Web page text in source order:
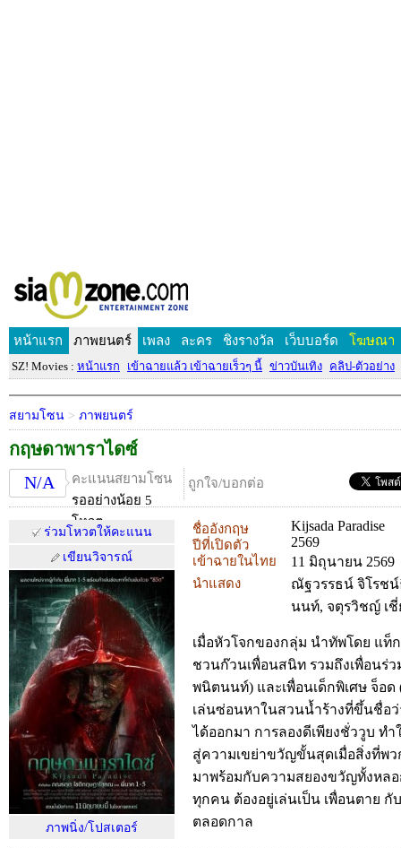
หน้าแรก ภาพยนตร์ เพลง ละคร ชิงรางวัล เว็บบอร์ด โฆษณา
SZ! Movies : หน้าแรก เข้าฉายแล้ว เข้าฉายเร็วๆ นี้ ข่าวบันเทิง คลิป-ตัวอย่าง
สยามโซน > ภาพยนตร์
กฤษดาพาราไดซ์
N/A
คะแนนสยามโซน
รออย่างน้อย 5
โหวต
ถูกใจ/บอกต่อ
ร่วมโหวตให้คะแนน
เขียนวิจารณ์
ภาพนิ่ง/โปสเตอร์
ชื่ออังกฤษ Kijsada Paradise
ปีที่เปิดตัว 2569
เข้าฉายในไทย 11 มิถุนายน 2569
นำแสดง
ณัฐวรรธน์ จิโรช
นนท์, จตุรวิชญ์ เชี่
เมื่อหัวโจกของกลุ่ม นำทัพโดย แ
ชวนก๊วนเพื่อนสนิท รวมถึงเพื่อนร่
พนิตนนท์) และเพื่อนเด็กพิเศษ จ็อ
เล่นซ่อนหาในสวนน้ำร้างที่ขึ้นชื่อว่
ได้ออกมา การลองดีเพียงชั่ววูบ ท
สู่ความเขย่าขวัญขั้นสุดเมื่อสิ่งที่พว
มาพร้อมกับความสยองขวัญทั้งหล
ทุกคน ต้องอยู่เล่นเป็น เพื่อนตาย กั
ตลอดกาล